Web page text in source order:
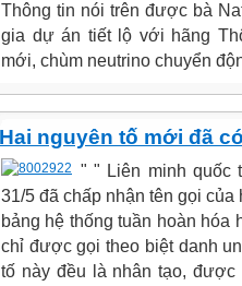
Thông tin nói trên được bà
gia dự án tiết lộ với hãng
mới, chùm neutrino chuyển
Hai nguyên tố mới đã
" " Liên minh quốc
31/5 đã chấp nhận tên gọi
bảng hệ thống tuần hoàn
chỉ được gọi theo biệt danh
tố này đều là nhân tạo,